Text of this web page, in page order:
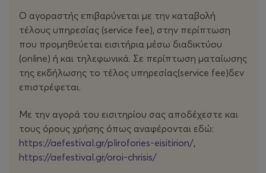
μεταδίδεται σε ολόκληρο το σώμα.
Στο17 , δεκαεπτά χορευτές βρίσκονται διάσπαρτοι στον
χώρο, άλλοτε ως σύνολο και άλλοτε ως μονάδες, μέσα
σε μια δομή που μοιάζει απρόβλεπτη, αλλά υπακούει σε
μια βαθιά εσωτερική συνοχή. Από την αρχή ως το τέλος,
διαρκώς με την κίνησή τους, συγκροτώντας έναν κόσμο
αντιθέσεων ανάμεσα στην ηχητική και τη σωματική
γλώσσα. Σαν ένα άφωνο τραγούδι, ανεξήγητα οικείο,
αυτή η αντιφατική αίσθηση διατρέχει ολόκληρο το
Ο αγοραστής επιβαρύνεται με την καταβολή
τέλους υπηρεσίας (service fee), στην περίπτωση
που προμηθεύεται εισιτήρια μέσω διαδικτύου
(οnline) ή και τηλεφωνικά. Σε περίπτωση ματαίωσης
της εκδήλωσης το τέλος υπηρεσίας(service fee)δεν
επιστρέφεται.
Με την αγορά του εισιτηρίου σας αποδέχεστε και
τους όρους χρήσης όπως αναφέρονται εδώ:
https://aefestival.gr/plirofories-eisitirion/,
https://aefestival.gr/oroi-chrisis/